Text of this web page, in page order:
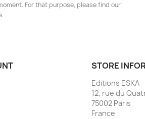
For that purpose, please find our
STORE
Editions ESKA
12, rue du
75002 Paris
France